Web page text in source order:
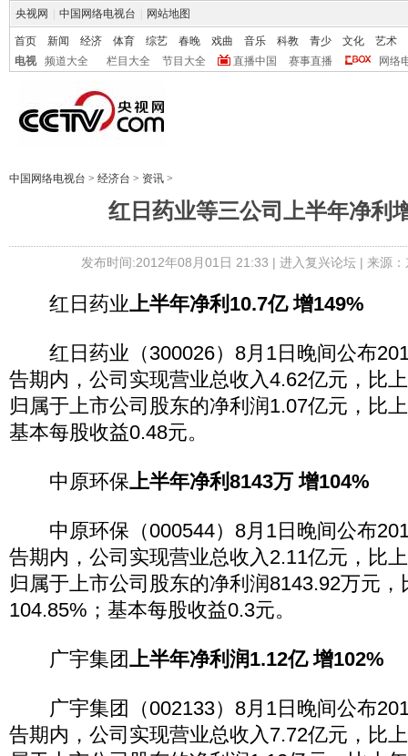
央视网 中国网络电视台 网站地图
首页 新闻 经济 体育 综艺 春晚 戏曲 音乐 科教 青少 文化
艺术
电视
频道大全 栏目大全 节目大全 直播中国 赛事直播 网络
中国网络电视台 > 经济台 > 资讯 >
红日药业等三公司上半年净利
发布时间:2012年08月01日 21:33 | 进入复兴论坛| 来源
红日药业上半年净利10.7亿 增149%
红日药业（300026）8月1日晚间公布
告期内，公司实现营业总收入4.62亿元，比
归属于上市公司股东的净利润1.07亿元，比
基本每股收益0.48元。
中原环保上半年净利8143万 增104%
中原环保（000544）8月1日晚间公布
告期内，公司实现营业总收入2.11亿元，比
归属于上市公司股东的净利润8143.92万元
104.85%；基本每股收益0.3元。
广宇集团上半年净利润1.12亿 增102%
广宇集团（002133）8月1日晚间公布
告期内，公司实现营业总收入7.72亿元，比